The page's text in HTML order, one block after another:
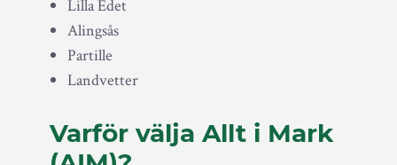
Lilla Edet
Alingsås
Partille
Landvetter
Varför välja Allt i Mark